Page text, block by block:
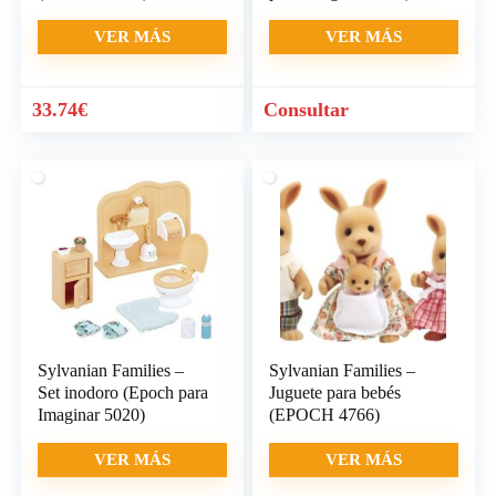
VER MÁS
El
era:
33.74€El
33.74€.
VER MÁS
Consultar
Sylvanian Families –
Set inodoro (Epoch para
Imaginar 5020)
VER MÁS
Sylvanian Families –
Juguete para bebés
(EPOCH 4766)
VER MÁS